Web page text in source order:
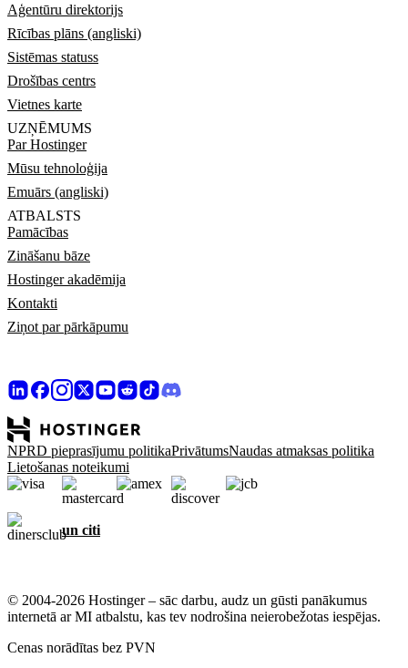
Aģentūru direktorijs
Rīcības plāns (angliski)
Sistēmas statuss
Drošības centrs
Vietnes karte
UZŅĒMUMS
Par Hostinger
Mūsu tehnoloģija
Emuārs (angliski)
ATBALSTS
Pamācības
Zināšanu bāze
Hostinger akadēmija
Kontakti
Ziņot par pārkāpumu
NPRD pieprasījumu politikaPrivātumsNaudas atmaksas politika
Lietošanas noteikumi
un citi
© 2004-2026 Hostinger – sāc darbu, audz un gūsti panākumus
internetā ar MI atbalstu, kas tev nodrošina neierobežotas iespējas.
Cenas norādītas bez PVN